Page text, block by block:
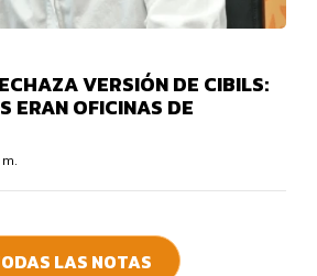
VERSIÓN DE CIBILS:
ERAN OFICINAS DE
LAS NOTAS